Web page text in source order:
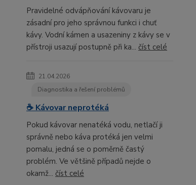
Pravidelné odvápňování kávovaru je
zásadní pro jeho správnou funkci i chuť
kávy. Vodní kámen a usazeniny z kávy se v
přístroji usazují postupně při ka... číst celé
21.04.2026
Diagnostika a řešení problémů
☕ Kávovar neprotéká
Pokud kávovar nenatéká vodu, netlačí ji
správně nebo káva protéká jen velmi
pomalu, jedná se o poměrně častý
problém. Ve většině případů nejde o
okamž... číst celé